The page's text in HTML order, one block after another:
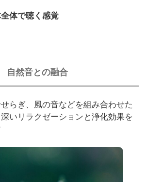
体で聴く感覚
自然音との融合
らぎ、風の音などを組み合わせた
いリラクゼーションと浄化効果を